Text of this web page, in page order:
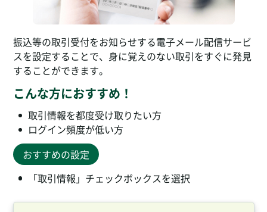
振込等の取引受付をお知らせする電子メール配信サービ
スを設定することで、身に覚えのない取引をすぐに発見
することができます。
こんな方におすすめ！
取引情報を都度受け取りたい方
ログイン頻度が低い方
おすすめの設定
「取引情報」チェックボックスを選択